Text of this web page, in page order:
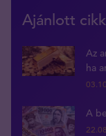
Ajánlott
Az
ha
A